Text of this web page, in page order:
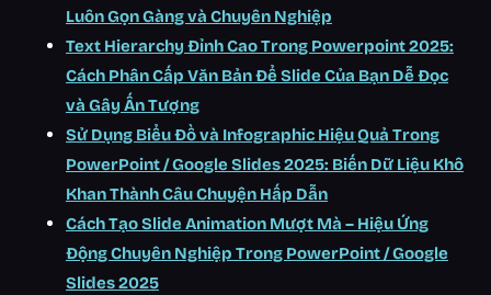
Luôn Gọn Gàng và Chuyên Nghiệp
Text Hierarchy Đỉnh Cao Trong Powerpoint 2025:
Cách Phân Cấp Văn Bản Để Slide Của Bạn Dễ Đọc
và Gây Ấn Tượng
Sử Dụng Biểu Đồ và Infographic Hiệu Quả Trong
PowerPoint / Google Slides 2025: Biến Dữ Liệu Khô
Khan Thành Câu Chuyện Hấp Dẫn
Cách Tạo Slide Animation Mượt Mà – Hiệu Ứng
Động Chuyên Nghiệp Trong PowerPoint / Google
Slides 2025